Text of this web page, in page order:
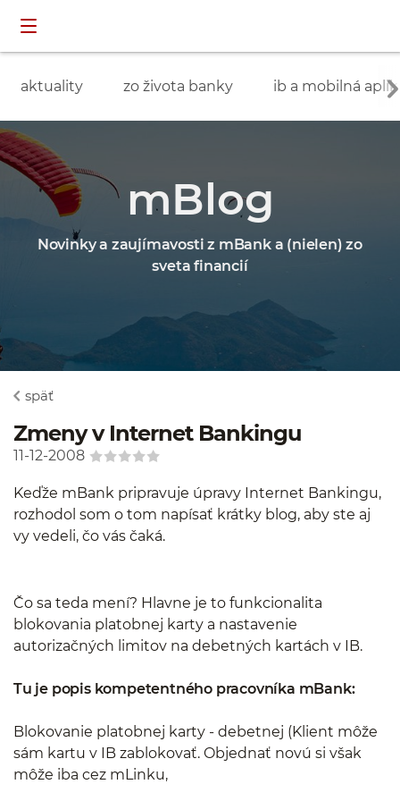
aktuality zo života banky ib a mobilná
mBlog
Novinky a zaujímavosti z mBank a (nielen) zo
sveta financií
späť
Zmeny v Internet Bankingu
11-12-2008
Keďže mBank pripravuje úpravy Internet Bankingu,
rozhodol som o tom napísať krátky blog, aby ste aj
vy vedeli, čo vás čaká.
Čo sa teda mení? Hlavne je to funkcionalita
blokovania platobnej karty a nastavenie
autorizačných limitov na debetných kartách v IB.
Tu je popis kompetentného pracovníka mBank:
Blokovanie platobnej karty - debetnej (Klient môže
sám kartu v IB zablokovať. Objednať novú si však
môže iba cez mLinku,